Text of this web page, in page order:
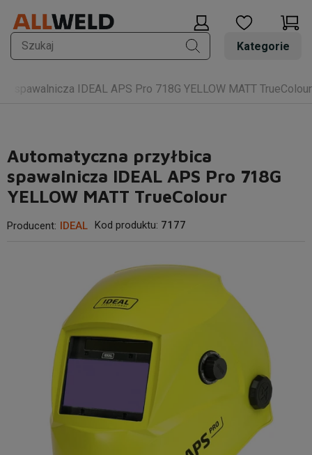
Kategorie
spawalnicza IDEAL APS Pro 718G YELLOW MATT TrueColour
Automatyczna przyłbica
spawalnicza IDEAL APS Pro 718G
YELLOW MATT TrueColour
Producent: IDEAL Kod produktu: 7177